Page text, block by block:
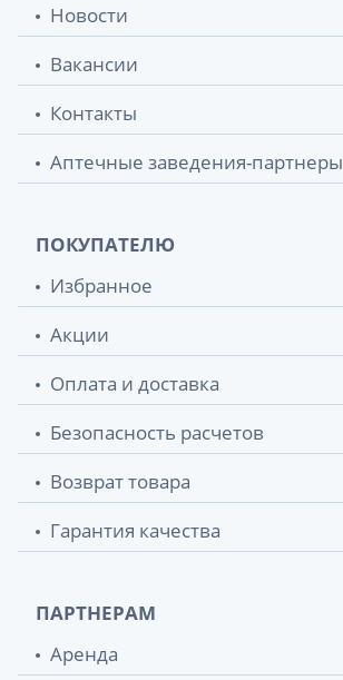
Новости
Вакансии
Контакты
Аптечные заведения-партнеры
ПОКУПАТЕЛЮ
Избранное
Акции
Оплата и доставка
Безопасность расчетов
Возврат товара
Гарантия качества
ПАРТНЕРАМ
Аренда